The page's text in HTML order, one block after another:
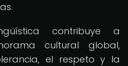
contribuye a
cultural global,
el respeto y la